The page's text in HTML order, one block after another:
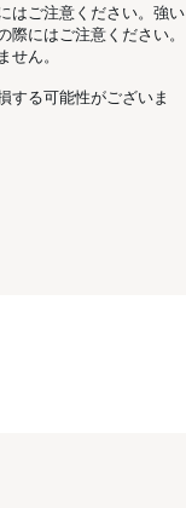
はご注意ください。強い
にはご注意ください。
せん。
する可能性がございま